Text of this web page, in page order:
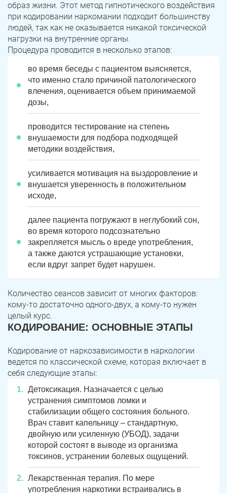
образ жизни. Этот метод гипнотического воздействия
при кодировании наркомании подходит большинству
людей, так как не оказывается никакой токсической
нагрузки на внутренние органы.
Процедура проводится в несколько этапов:
во время беседы с пациентом выясняется,
что именно стало причиной патологического
влечения, оценивается объем принимаемой
дозы,
проводится тестирование на степень
внушаемости для подбора подходящей
методики воздействия,
усиливается мотивация на выздоровление и
внушается уверенность в положительном
исходе,
далее пациента погружают в неглубокий сон,
во время которого подсознательно
закрепляется мысль о вреде употребления,
а также даются устрашающие установки,
если вдруг запрет будет нарушен.
Количество сеансов зависит от многих факторов:
кому-то достаточно одного-двух, а кому-то нужен
целый курс.
КОДИРОВАНИЕ: ОСНОВНЫЕ ЭТАПЫ
Кодирование от наркозависимости в наркологии
ведется по классической схеме, которая включает в
себя следующие этапы:
Детоксикация. Назначается с целью
устранения симптомов ломки и
стабилизации общего состояния больного.
Врач ставит капельницу – стандартную,
двойную или усиленную (УБОД), задачи
которой состоят в выводе из организма
токсинов, устранении болевых ощущений.
Лекарственная терапия. По мере
употребления наркотики встраивались в